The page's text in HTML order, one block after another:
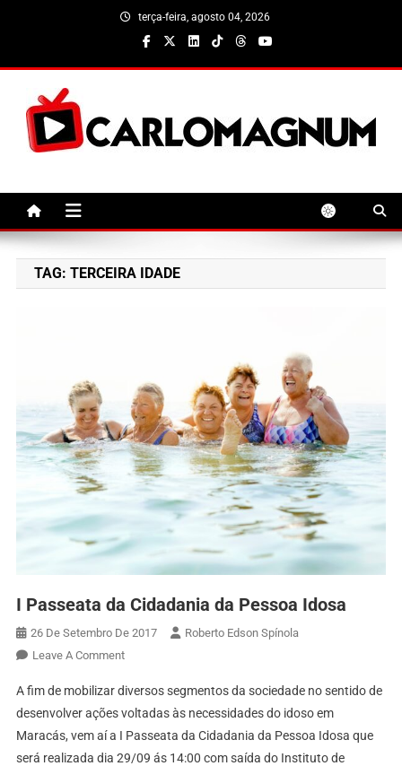
terça-feira, agosto 04, 2026
TAG: TERCEIRA IDADE
I Passeata da Cidadania da Pessoa Idosa
26 De Setembro De 2017
Roberto Edson Spínola
Leave A CommentOn
Passeata
Da
Cidadania
Da
A fim de mobilizar diversos segmentos da sociedade no sentido de
desenvolver ações voltadas às necessidades do idoso em
Maracás, vem aí a I Passeata da Cidadania da Pessoa Idosa que
será realizada dia 29/09 ás 14:00 com saída do Instituto de